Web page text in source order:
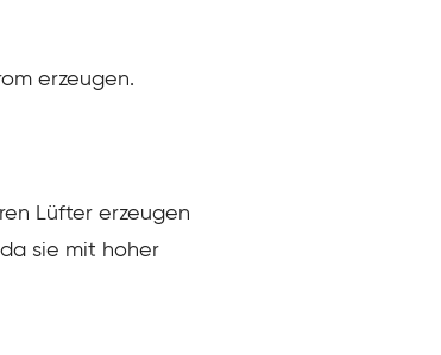
erzeugen.
Lüfter erzeugen
sie mit hoher